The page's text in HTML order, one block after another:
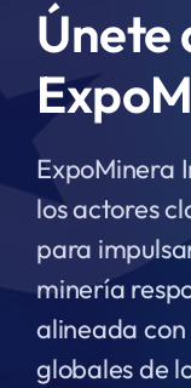
Únete
ExpoMinera
los actores
para
minería
alineada con
globales de